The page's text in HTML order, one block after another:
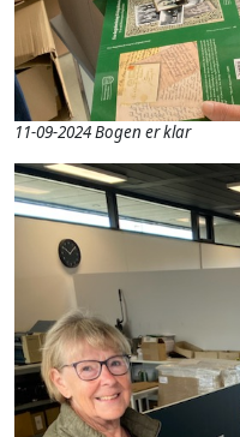
11-09-2024 Bogen er klar